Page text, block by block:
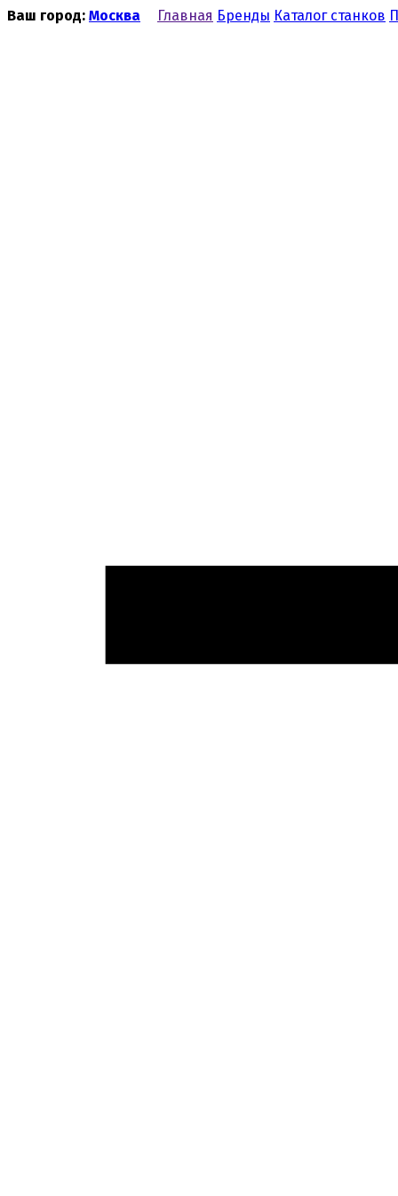
Ваш город: Москва Главная Бренды Каталог станков